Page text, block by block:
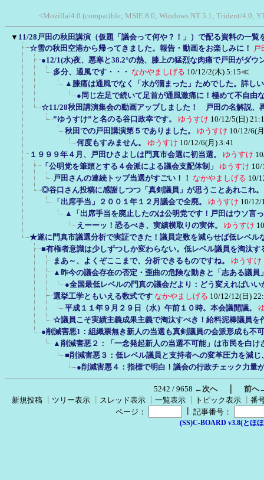
<Mozilla/4.0 (compatible; MSIE 8.0; Windows NT 5.1; Trident/4.0;
▼ 11/28戸田の秋田講演（仮題「議会って何や？！」）で配る資料の一覧
☆雪の秋田空港から帰ってきました。報告・動画をお楽しみに！
戸
●12/1(水)夜、悪寒と38.2°の熱、膝上の猛烈な肉痛で戸田がダウ
多分、通風です・・・ なかやましげる 10/12/2(木) 5:15≪
▲膝痛は通風でなく「水が溜まった」ためでした。詳し
●同じ左足で続いて足首が通風激痛に！極めて不自由
☆11/28秋田講演集会の動画アップしました！ 戸田の名解説、
”ゆうすけ”と名のる谷口政幸です。
ゆうすけ 10/12/5(日)
秋田での戸田講演第５でありました。
ゆうすけ 10/12/6(
何度もすみません。
ゆうすけ 10/12/6(月) 3:41
１９９９年４月、戸田ひさよしは門真市会選に初当選。
ゆうすけ
「公明党を筆頭とする４会派による議会支配体制」
ゆうすけ 10/
戸田さんの連続トップ当選がすごい！！ なかやましげる 10/
◎谷口さん投稿に感謝しつつ「真剣議員」が思うことあれこれ
「出席手当」２００１年１２月議会で全廃。
ゆうすけ 10/12/
▲「出席手当を廃止したのは公明党です！戸田はウソ言
えーーッ！恐るべき、実績横取りの実体。
ゆうすけ
★遂に門真市議選分析で実証できた！議員定数を減らせば低レベル
■有権者意識は少しずつしか変わらない。低レベル議員を淘汰す
まあ～、よくぞここまで、分析できるものですね。
ゆうすけ
▲昨今の議会存在の否定・歪曲の危険な動きと「志ある議員
●全国最低レベルの門真の議会だより：どう変えればい
選挙工学ともいえる数式です なかやましげる 10/12/12(日)
平成１１年９月２９日（水）午前１０時。本会議開議。
☆議員こそ実績主義成果主義で淘汰すべき！給料泥棒議員を
●削減害悪1：組織票無き新人の当選も真剣議員の会派形成も不
▲削減害悪２：「一念発起新人の当選不可能」は市民を白け
■削減害悪３：低レベル議員と支持者への変革圧力を減
●削減害悪４：指標で明白！議会の行政チェック力量
5242 / 9658 ←次へ｜ 前へ
新規投稿
ツリー表示 スレッド表示 一覧表示 トピック表示
番
ページ：
記事番号：
(SS)C-BOARD v3.8(とほ